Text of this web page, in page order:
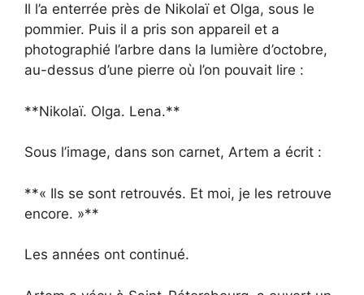
Il l’a enterrée près de Nikolaï et Olga, sous le
pommier. Puis il a pris son appareil et a
photographié l’arbre dans la lumière d’octobre,
au-dessus d’une pierre où l’on pouvait lire :
**Nikolaï. Olga. Lena.**
Sous l’image, dans son carnet, Artem a écrit :
**« Ils se sont retrouvés. Et moi, je les retrouve
encore. »**
Les années ont continué.